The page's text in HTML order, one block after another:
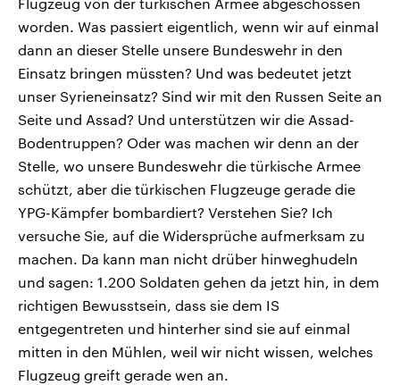
worden. Was passiert eigentlich, wenn wir auf einmal
dann an dieser Stelle unsere Bundeswehr in den
Einsatz bringen müssten? Und was bedeutet jetzt
unser Syrieneinsatz? Sind wir mit den Russen Seite an
Seite und Assad? Und unterstützen wir die Assad-
Bodentruppen? Oder was machen wir denn an der
Stelle, wo unsere Bundeswehr die türkische Armee
schützt, aber die türkischen Flugzeuge gerade die
YPG-Kämpfer bombardiert? Verstehen Sie? Ich
versuche Sie, auf die Widersprüche aufmerksam zu
machen. Da kann man nicht drüber hinweghudeln
und sagen: 1.200 Soldaten gehen da jetzt hin, in dem
richtigen Bewusstsein, dass sie dem IS
entgegentreten und hinterher sind sie auf einmal
mitten in den Mühlen, weil wir nicht wissen, welches
Flugzeug greift gerade wen an.